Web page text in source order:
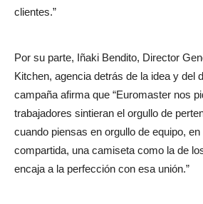
clientes.”
Por su parte, Iñaki Bendito, Director
Kitchen, agencia detrás de la idea y del
campaña afirma que “Euromaster nos
trabajadores sintieran el orgullo de
cuando piensas en orgullo de equipo, en
compartida, una camiseta como la de
encaja a la perfección con esa unión.”